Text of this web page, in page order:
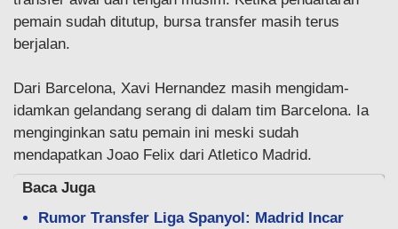
pemain sudah ditutup, bursa transfer masih terus
berjalan.
Dari Barcelona, Xavi Hernandez masih mengidam-
idamkan gelandang serang di dalam tim Barcelona. Ia
menginginkan satu pemain ini meski sudah
mendapatkan Joao Felix dari Atletico Madrid.
Baca Juga
Rumor Transfer Liga Spanyol: Madrid Incar